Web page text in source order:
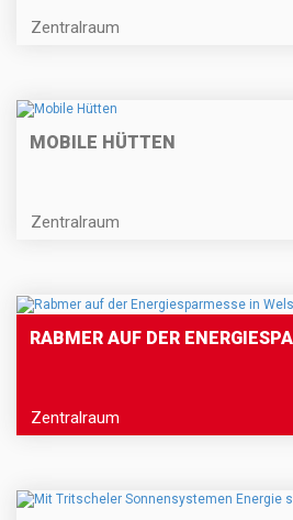
Zentralraum
MOBILE HÜTTEN
Zentralraum
RABMER AUF DER
Zentralraum